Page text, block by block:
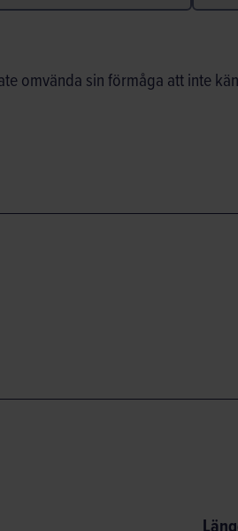
omvända sin förmåga att inte